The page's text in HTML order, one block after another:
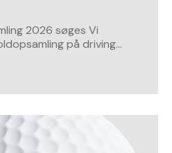
2026 søges Vi
på driving…